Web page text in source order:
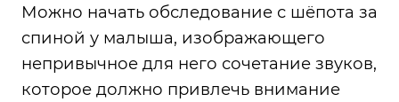
Можно начать обследование с шёпота за
спиной у малыша, изображающего
непривычное для него сочетание звуков,
которое должно привлечь внимание